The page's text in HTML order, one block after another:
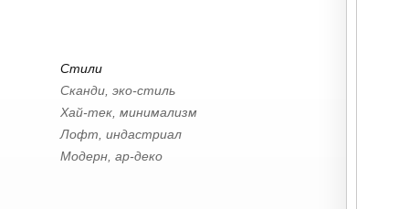
Стили
Сканди, эко-стиль
Хай-тек, минимализм
Лофт, индастриал
Модерн, ар-деко